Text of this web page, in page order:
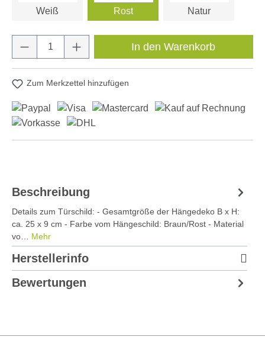
Weiß Rost Natur
Produkt Anzahl: Gib den gewünschten
In den Warenkorb
Zum Merkzettel hinzufügen
Beschreibung
Details zum Türschild: - Gesamtgröße der Hängedeko B x H:
ca. 25 x 9 cm - Farbe vom Hängeschild: Braun/Rost - Material
vo… Mehr
Herstellerinfo
Bewertungen